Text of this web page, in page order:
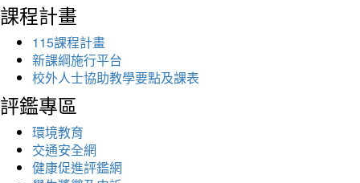
課程計畫
115課程計畫
新課綱施行平台
校外人士協助教學要點及課表
評鑑專區
環境教育
交通安全網
健康促進評鑑網